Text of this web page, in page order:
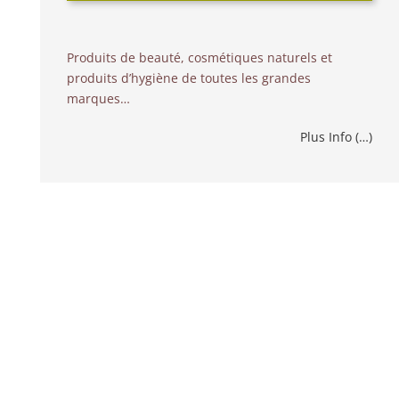
Produits de beauté, cosmétiques naturels et
produits d’hygiène de toutes les grandes
marques…
Plus Info (…)